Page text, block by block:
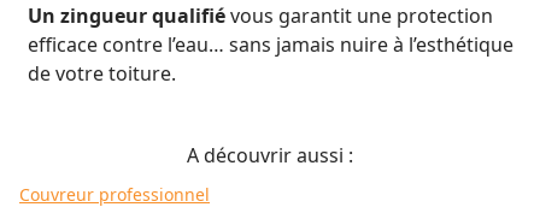
Un zingueur qualifiévous garantit une protection
efficace contre l’eau… sans jamais nuire à l’esthétique
de votre toiture.
A découvrir aussi :
Couvreur professionnel